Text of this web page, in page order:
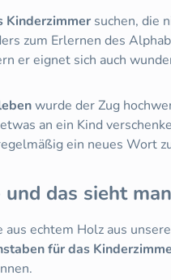
Kinderzimmer suchen, die
zum Erlernen des
er eignet sich auch
wurde der Zug
an ein Kind
ein neues Wort
das sieht man
echtem Holz aus
für das